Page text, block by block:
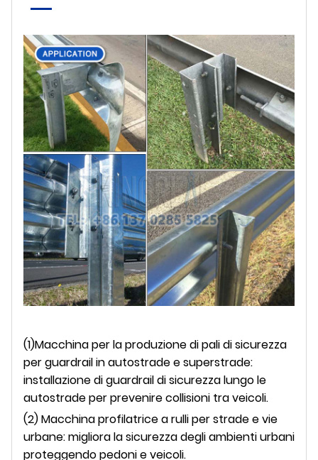
(1)Macchina per la produzione di pali di sicurezza
per guardrail in autostrade e superstrade:
installazione di guardrail di sicurezza lungo le
autostrade per prevenire collisioni tra veicoli.
(2) Macchina profilatrice a rulli per strade e vie
urbane: migliora la sicurezza degli ambienti urbani
proteggendo pedoni e veicoli.